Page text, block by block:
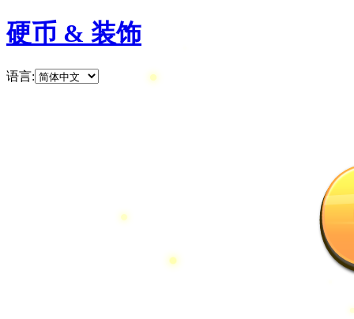
硬币 & 装饰
语言: